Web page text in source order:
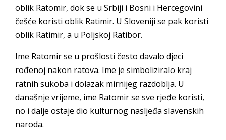
oblik Ratomir, dok se u Srbiji i Bosni i Hercegovini
češće koristi oblik Ratimir. U Sloveniji se pak koristi
oblik Ratimir, a u Poljskoj Ratibor.
Ime Ratomir se u prošlosti često davalo djeci
rođenoj nakon ratova. Ime je simboliziralo kraj
ratnih sukoba i dolazak mirnijeg razdoblja. U
današnje vrijeme, ime Ratomir se sve rjeđe koristi,
no i dalje ostaje dio kulturnog nasljeđa slavenskih
naroda.